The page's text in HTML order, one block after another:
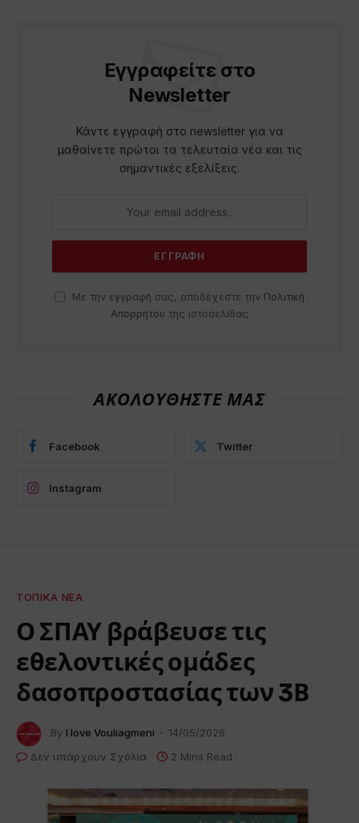
Εγγραφείτε στο
Newsletter
Κάντε εγγραφή στο newsletter για να
μαθαίνετε πρώτοι τα τελευταία νέα και τις
σημαντικές εξελίξεις.
Με την εγγραφή σας, αποδέχεστε την Πολιτική
Απορρήτου της ιστοσελίδας
ΑΚΟΛΟΥΘΗΣΤΕ ΜΑΣ
Facebook Twitter
Instagram
ΤΟΠΙΚΆ ΝΈΑ
Ο ΣΠΑΥ βράβευσε τις
εθελοντικές ομάδες
δασοπροστασίας των 3Β
By I love Vouliagmeni
14/05/2026
Δεν υπάρχουν Σχόλια
2 Mins Read